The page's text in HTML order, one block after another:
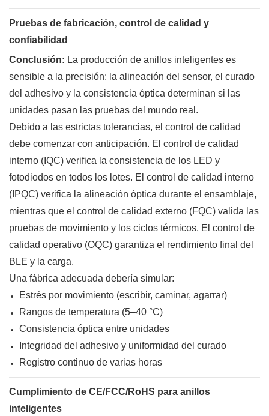
Pruebas de fabricación, control de calidad y
confiabilidad
Conclusión: La producción de anillos inteligentes es
sensible a la precisión: la alineación del sensor, el curado
del adhesivo y la consistencia óptica determinan si las
unidades pasan las pruebas del mundo real.
Debido a las estrictas tolerancias, el control de calidad
debe comenzar con anticipación. El control de calidad
interno (IQC) verifica la consistencia de los LED y
fotodiodos en todos los lotes. El control de calidad interno
(IPQC) verifica la alineación óptica durante el ensamblaje,
mientras que el control de calidad externo (FQC) valida las
pruebas de movimiento y los ciclos térmicos. El control de
calidad operativo (OQC) garantiza el rendimiento final del
BLE y la carga.
Una fábrica adecuada debería simular:
Estrés por movimiento (escribir, caminar, agarrar)
Rangos de temperatura (5–40 °C)
Consistencia óptica entre unidades
Integridad del adhesivo y uniformidad del curado
Registro continuo de varias horas
Cumplimiento de CE/FCC/RoHS para anillos
inteligentes